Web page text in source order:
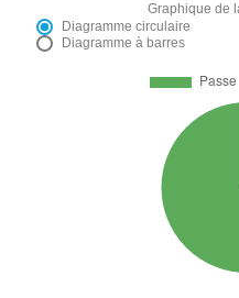
Graphique de
Diagramme circulaire
Diagramme à barres